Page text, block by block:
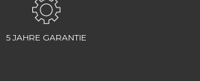
5 JAHRE GARANTIE